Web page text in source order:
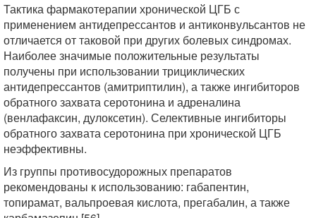
Тактика фармакотерапии хронической ЦГБ с
применением антидепрессантов и антиконвульсантов не
отличается от таковой при других болевых синдромах.
Наиболее значимые положительные результаты
получены при использовании трициклических
антидепрессантов (амитриптилин), а также ингибиторов
обратного захвата серотонина и адреналина
(венлафаксин, дулоксетин). Селективные ингибиторы
обратного захвата серотонина при хронической ЦГБ
неэффективны.
Из группы противосудорожных препаратов
рекомендованы к использованию: габапентин,
топирамат, вальпроевая кислота, прегабалин, а также